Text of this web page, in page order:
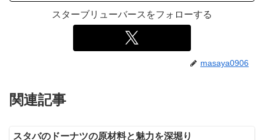
スターブリューバースをフォローする
masaya0906
関連記事
スタバのドーナツの原材料と魅力を深堀り